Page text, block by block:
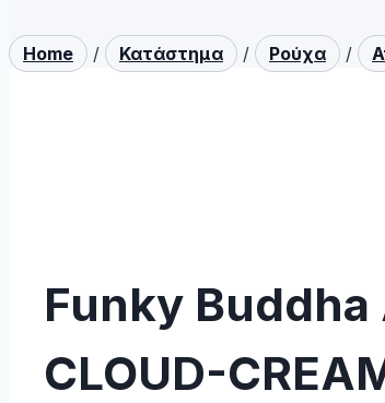
Home / Κατάστημα / Ρούχα /
Funky
CLOUD-